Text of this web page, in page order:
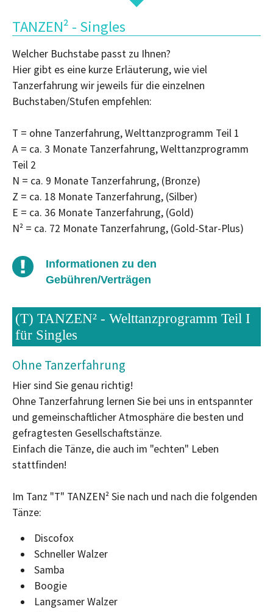
TANZEN² - Singles
Welcher Buchstabe passt zu Ihnen?
Hier gibt es eine kurze Erläuterung, wie viel
Tanzerfahrung wir jeweils für die einzelnen
Buchstaben/Stufen empfehlen:
T = ohne Tanzerfahrung, Welttanzprogramm Teil 1
A = ca. 3 Monate Tanzerfahrung, Welttanzprogramm
Teil 2
N = ca. 9 Monate Tanzerfahrung, (Bronze)
Z = ca. 18 Monate Tanzerfahrung, (Silber)
E = ca. 36 Monate Tanzerfahrung, (Gold)
N² = ca. 72 Monate Tanzerfahrung, (Gold-Star-Plus)
Informationen zu den
Gebühren/Verträgen
(T) TANZEN² - Welttanzprogramm Teil I
für Singles
Ohne Tanzerfahrung
Hier sind Sie genau richtig!
Ohne Tanzerfahrung lernen Sie bei uns in entspannter
und gemeinschaftlicher Atmosphäre die besten und
gefragtesten Gesellschaftstänze.
Einfach die Tänze, die auch im "echten" Leben
stattfinden!
Im Tanz "T" TANZEN² Sie nach und nach die folgenden
Tänze:
Discofox
Schneller Walzer
Samba
Boogie
Langsamer Walzer